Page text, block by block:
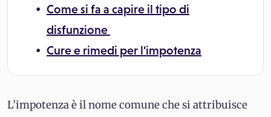
Come si fa a capire il tipo di
disfunzione
Cure e rimedi per l'impotenza
L’impotenza è il nome comune che si attribuisce